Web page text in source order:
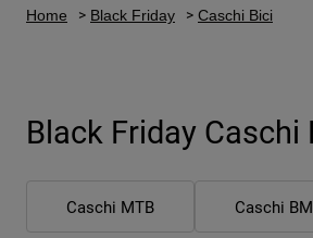
Lifestyle
Integrali
Esplora Bike
Strada e Gravel
Home Black Friday Caschi Bici
Black Friday Caschi
Caschi MTB Caschi